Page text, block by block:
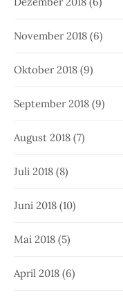
November 2018 (6)
Oktober 2018 (9)
September 2018 (9)
August 2018 (7)
Juli 2018 (8)
Juni 2018 (10)
Mai 2018 (5)
April 2018 (6)